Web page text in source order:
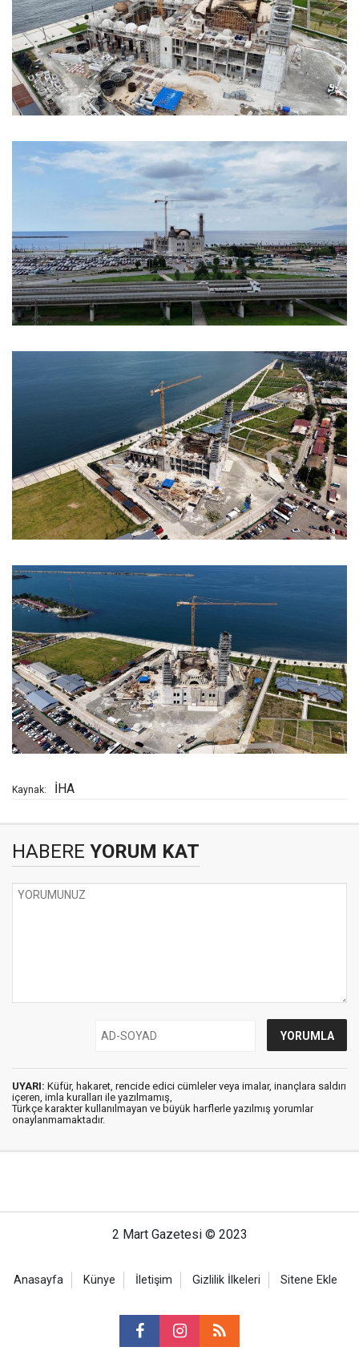
Kaynak: İHA
HABERE YORUM KAT
UYARI: Küfür, hakaret, rencide edici cümleler veya imalar, inançlara saldırı
içeren, imla kuralları ile yazılmamış,
Türkçe karakter kullanılmayan ve büyük harflerle yazılmış yorumlar
onaylanmamaktadır.
2 Mart Gazetesi © 2023
Anasayfa Künye İletişim Gizlilik İlkeleri Sitene Ekle